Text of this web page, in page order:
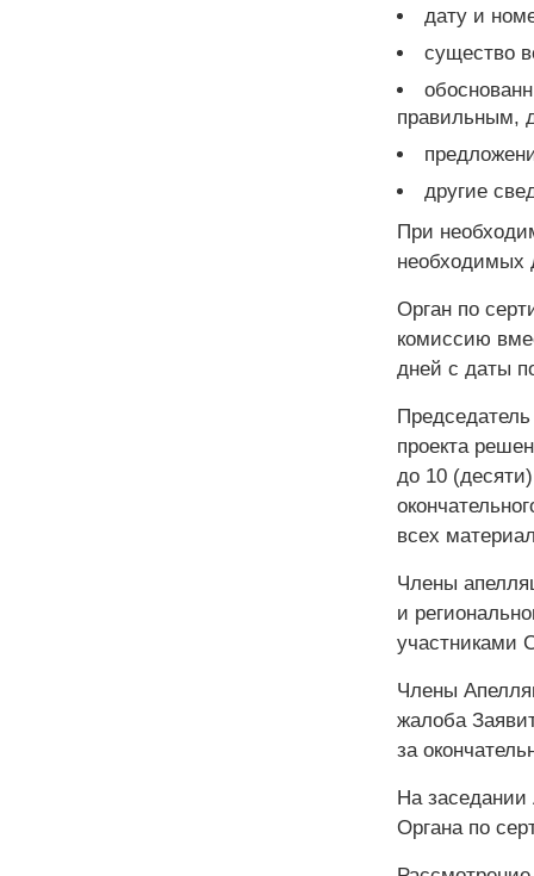
дату и
существо
правильным,
другие
При
необходимых
Орган по
комиссию
дней с даты
проекта
до 10
всех
Члены
и
участниками
Члены
жалоба
за
На заседании
Органа по